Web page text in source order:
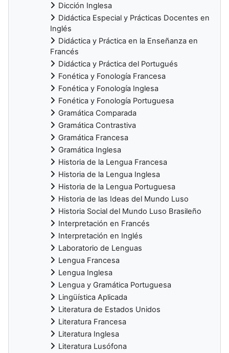
Dicción Inglesa
Didáctica Especial y Prácticas Docentes en
Inglés
Didáctica y Práctica en la Enseñanza en
Francés
Didáctica y Práctica del Portugués
Fonética y Fonología Francesa
Fonética y Fonología Inglesa
Fonética y Fonología Portuguesa
Gramática Comparada
Gramática Contrastiva
Gramática Francesa
Gramática Inglesa
Historia de la Lengua Francesa
Historia de la Lengua Inglesa
Historia de la Lengua Portuguesa
Historia de las Ideas del Mundo Luso
Historia Social del Mundo Luso Brasileño
Interpretación en Francés
Interpretación en Inglés
Laboratorio de Lenguas
Lengua Francesa
Lengua Inglesa
Lengua y Gramática Portuguesa
Lingüística Aplicada
Literatura de Estados Unidos
Literatura Francesa
Literatura Inglesa
Literatura Lusófona